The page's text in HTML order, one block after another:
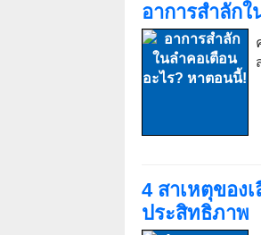
อาการสำลัก
4 สาเหตุของ
ประสิทธิภาพ